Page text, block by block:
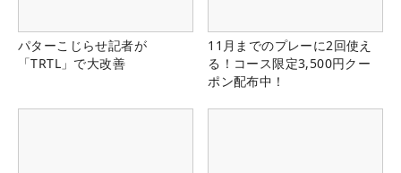
パターこじらせ記者が
「TRTL」で大改善
11月までのプレーに2回使え
る！コース限定3,500円クー
ポン配布中！